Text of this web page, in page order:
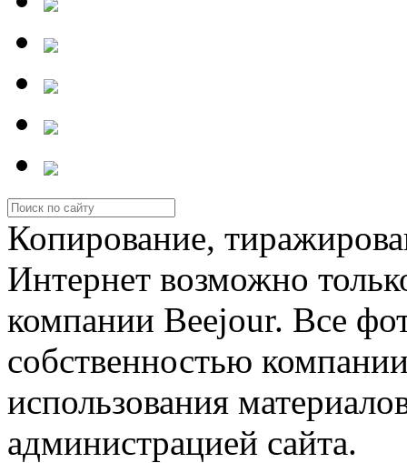
Копирование,
Интернет возможно
компании Beejour. Все
собственностью
использования
администрацией сайта.